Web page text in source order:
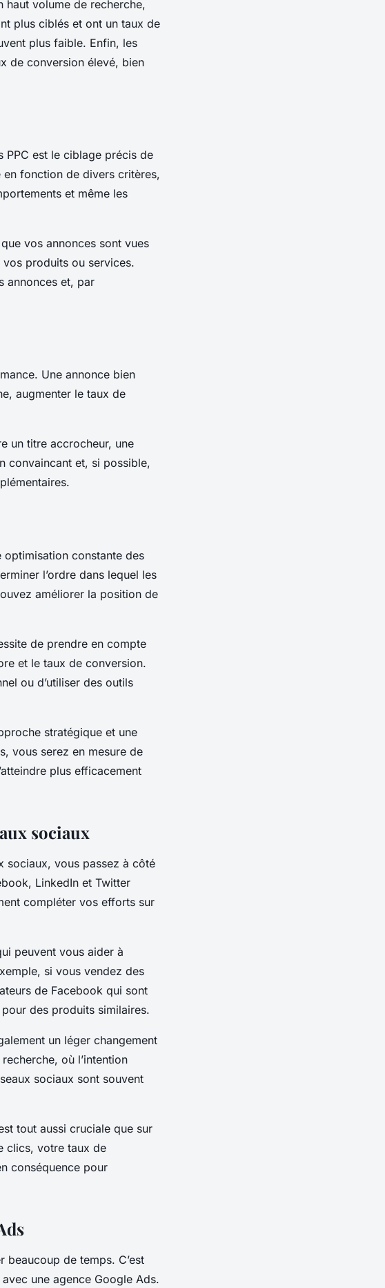
haut volume de recherche,
plus ciblés et ont un taux de
plus faible. Enfin, les
de conversion élevé, bien
PPC est le ciblage précis de
en fonction de divers critères,
et même les
vos annonces sont vues
vos produits ou services.
annonces et, par
Une annonce bien
augmenter le taux de
un titre accrocheur, une
convaincant et, si possible,
optimisation constante des
l’ordre dans lequel les
améliorer la position de
de prendre en compte
et le taux de conversion.
ou d’utiliser des outils
stratégique et une
vous serez en mesure de
plus efficacement
sociaux
sociaux, vous passez à côté
LinkedIn et Twitter
compléter vos efforts sur
peuvent vous aider à
si vous vendez des
de Facebook qui sont
des produits similaires.
un léger changement
où l’intention
sociaux sont souvent
tout aussi cruciale que sur
clics, votre taux de
conséquence pour
beaucoup de temps. C’est
une agence Google Ads.